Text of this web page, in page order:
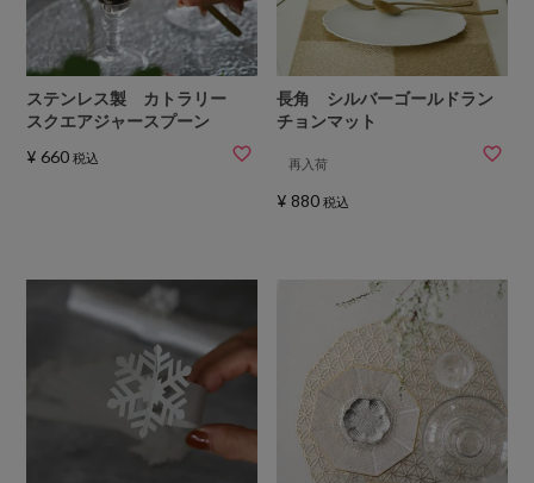
ステンレス製 カトラリー
スクエアジャースプーン
¥ 660 税込
長角 シルバーゴールドラン
チョンマット
再入荷
¥ 880 税込